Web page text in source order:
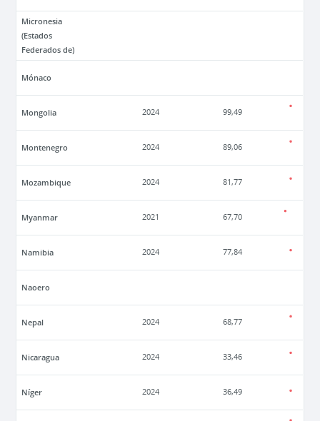
Micronesia
(Estados
Federados de)
Mónaco
Mongolia 2024 99,49
Montenegro 2024 89,06
Mozambique 2024 81,77
Myanmar 2021 67,70
Namibia 2024 77,84
Naoero
Nepal 2024 68,77
Nicaragua 2024 33,46
Níger 2024 36,49